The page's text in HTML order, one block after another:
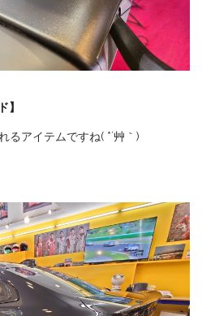
】
るアイテムですね( *´艸｀)